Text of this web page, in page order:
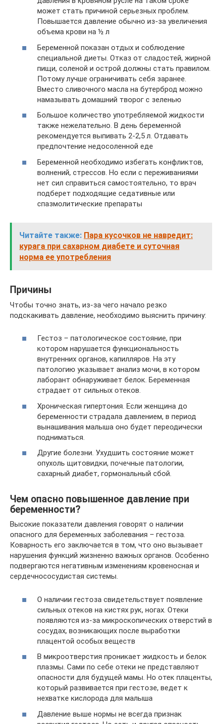
может стать причиной серьезных проблем.
Повышается давление обычно из-за увеличения
объема крови на ½ л
Беременной показан отдых и соблюдение
специальной диеты. Отказ от сладостей, жирной
пищи, соленой и острой должны стать правилом.
Потому лучше ограничивать себя заранее.
Вместо сливочного масла на бутерброд можно
намазывать домашний творог с зеленью
Большое количество употребляемой жидкости
также нежелательно. В день беременной
рекомендуется выпивать 2-2,5 л. Отдавать
предпочтение недосоленной еде
Беременной необходимо избегать конфликтов,
волнений, стрессов. Но если с переживаниями
нет сил справиться самостоятельно, то врач
подберет подходящие седативные или
спазмолитические препараты
Читайте также: Пара кусочков не навредит:
курага при сахарном диабете и суточная
норма ее употребления
Причины
Чтобы точно знать, из-за чего начало резко
подскакивать давление, необходимо выяснить причину:
Гестоз – патологическое состояние, при
котором нарушается функциональность
внутренних органов, капилляров. На эту
патологию указывает анализ мочи, в котором
лаборант обнаруживает белок. Беременная
страдает от сильных отеков.
Хроническая гипертония. Если женщина до
беременности страдала давлением, в период
вынашивания малыша оно будет переодически
подниматься.
Другие болезни. Ухудшить состояние может
опухоль щитовидки, почечные патологии,
сахарный диабет, гормональный сбой.
Чем опасно повышенное давление при
беременности?
Высокие показатели давления говорят о наличии
опасного для беременных заболевания – гестоза.
Коварность его заключается в том, что оно вызывает
нарушения функций жизненно важных органов. Особенно
подвергаются негативным изменениям кровеносная и
сердечнососудистая системы.
О наличии гестоза свидетельствует появление
сильных отеков на кистях рук, ногах. Отеки
появляются из-за микроскопических отверстий в
сосудах, возникающих после выработки
плацентой особых веществ
В микроотверстия проникает жидкость и белок
плазмы. Сами по себе отеки не представляют
опасности для будущей мамы. Но отек плаценты,
который развивается при гестозе, ведет к
нехватке кислорода для малыша
Давление выше нормы не всегда признак